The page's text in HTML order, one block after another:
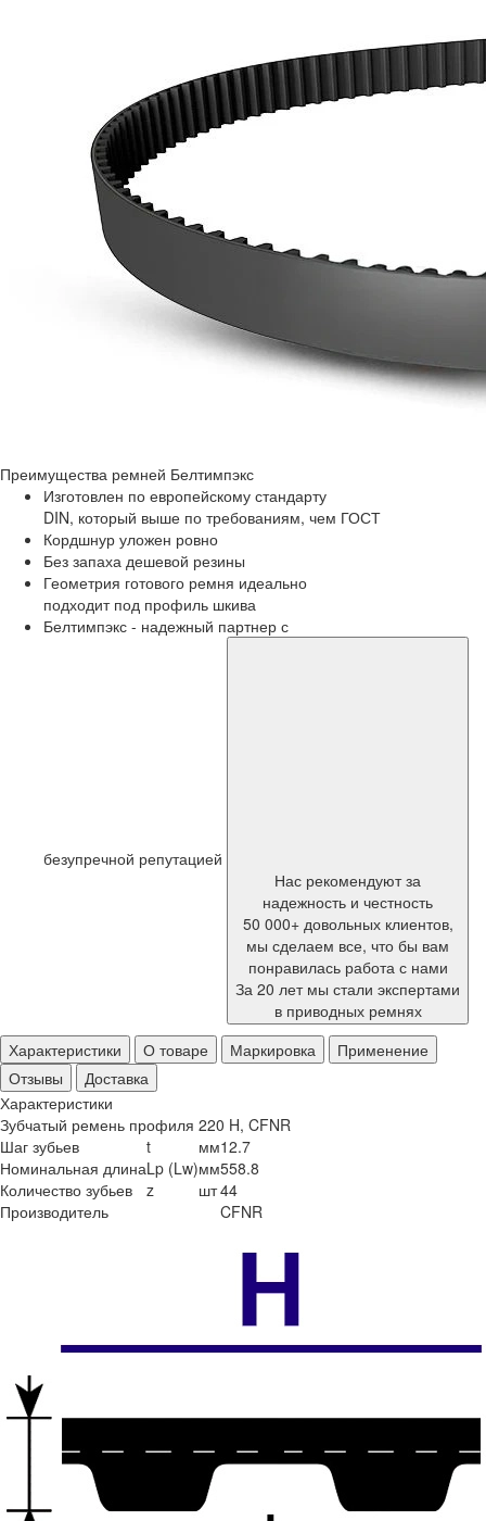
Преимущества ремней Белтимпэкс
Изготовлен по европейскому стандарту
DIN, который выше по требованиям, чем ГОСТ
Кордшнур уложен ровно
Без запаха дешевой резины
Геометрия готового ремня идеально
подходит под профиль шкива
Белтимпэкс - надежный партнер с
безупречной репутацией
Нас рекомендуют за
надежность и честность
50 000+ довольных клиентов,
мы сделаем все, что бы вам
понравилась работа с нами
За 20 лет мы стали экспертами
в приводных ремнях
Характеристики
О товаре Маркировка
Применение
Отзывы
Доставка
Характеристики
Зубчатый ремень профиля 220 H, CFNR
Шаг зубьев
t мм12.7
Номинальная длинаLp (Lw)мм558.8
Количество зубьев
z шт44
Производитель
CFNR